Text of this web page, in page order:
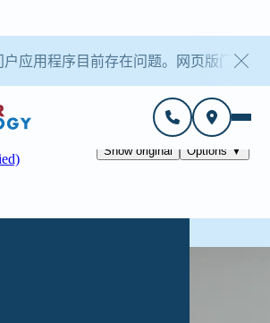
应用程序目前存在问题。网页版门户网